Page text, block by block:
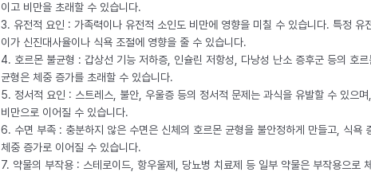
이고 비만을 초래할 수 있습니다.
3. 유전적 요인 : 가족력이나 유전적 소인도 비만에 영향을 미칠 수 있습니다. 특정 유
이가 신진대사율이나 식욕 조절에 영향을 줄 수 있습니다.
4. 호르몬 불균형 : 갑상선 기능 저하증, 인슐린 저항성, 다낭성 난소 증후군 등의 호르
균형은 체중 증가를 초래할 수 있습니다.
5. 정서적 요인 : 스트레스, 불안, 우울증 등의 정서적 문제는 과식을 유발할 수 있으
비만으로 이어질 수 있습니다.
6. 수면 부족 : 충분하지 않은 수면은 신체의 호르몬 균형을 불안정하게 만들고, 식욕
체중 증가로 이어질 수 있습니다.
7. 약물의 부작용 : 스테로이드, 항우울제, 당뇨병 치료제 등 일부 약물은 부작용으로